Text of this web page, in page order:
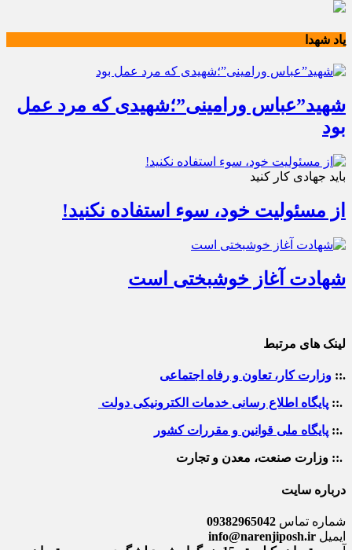
یاد شهدا
شهید”عباس ورامینی”؛شهیدی که مرد عمل
بود
باید جهادی کار کنید
از مسئولیت خود، سوء استفاده نکنید!
شهادت آغاز خوشبختی است
لینک های مرتبط
.:: وزارت کار، تعاون و رفاه اجتماعی
.:: پایگاه اطلاع رسانی خدمات الکترونیکی دولت
.:: پایگاه ملی قوانین و مقررات کشور
.:: وزارت صنعت، معدن و تجارت
درباره سایت
شماره تماس 09382965042
ایمیل info@narenjiposh.ir